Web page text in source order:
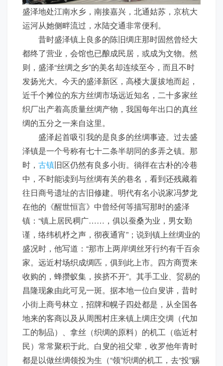
盛泽地处江南水乡，南接嘉兴，北通姑苏，京杭大
运河从她侧畔流过，水陆交通非常便利。
昔时盛泽镇上良多的陈旧绸庄那时固然曾经大
都终了营业，会馆也已酿成民居，或成为文物。然
则，盛泽“丝绸之乡”的美名却连续至今，而且不时
发扬光大。今天的盛泽新区，高楼大厦拔地而起，
近千个摊位的东方丝绸市场远近知名，二十多家丝
织厂出产着高质量丝绸产物，我国每年出口的真丝
绸的五分之一来自这里。
盛泽起首吸引我的是良多的丝绸事迹。过去盛
泽镇是一个号称有七十二条半胡同的多弄之镇。那
时， 古镇旧区仍然有良多小街。徜徉在古朴的冷巷
中，不时能读到与丝绸有关的巷名，看到还残藏着
往日商号遗址的古旧修建。明代有名小说家冯梦龙
在他的《醒世恒言》中曾经何等描写那时的盛泽
镇：“镇上居民稠广……，俱以蚕桑为业，男女勤
谨，络纬机杼之声，彻夜通宵”；说到镇上丝绸业的
盛况时，他写道：“那市上两岸绸丝牙行约有千百余
家。远近村场织成绸匹，俱到此上市。四方商贾来
收购的，蜂攒蚁集，挨挤不开”。其手工业、贸易的
昌隆现象由此可见一斑。据本地一位白叟讲，昔时
小街上商号林立，招牌和幌子四处都是，从全国各
地来的客商以及从周围村庄来镇上绸庄交绸（代加
工的制品）、拿丝（织绸的原料）的机工（临近村
民）常常聚积于此。白叟的祖父辈，收罗他年青时
都是以做丝绸领投为生（“领”织绸的机工，去“投”赐